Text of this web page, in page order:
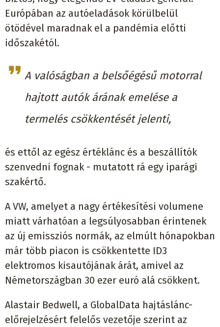
Európában az autóeladások körülbelül
ötödével maradnak el a pandémia előtti
időszakétól.
A valóságban a belsőégésű motorral
hajtott autók árának emelése a
termelés csökkentését jelenti,
és ettől az egész értéklánc és a beszállítók
szenvedni fognak - mutatott rá egy iparági
szakértő.
A VW, amelyet a nagy értékesítési volumene
miatt várhatóan a legsúlyosabban érintenek
az új emissziós normák, az elmúlt hónapokban
már több piacon is csökkentette ID3
elektromos kisautójának árát, amivel az
Németországban 30 ezer euró alá csökkent.
Alastair Bedwell, a GlobalData hajtáslánc-
előrejelzésért felelős vezetője szerint az